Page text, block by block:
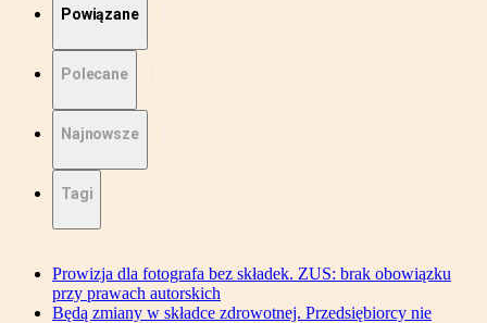
Powiązane
Polecane
Najnowsze
Tagi
Prowizja dla fotografa bez składek. ZUS: brak obowiązku
przy prawach autorskich
Będą zmiany w składce zdrowotnej. Przedsiębiorcy nie